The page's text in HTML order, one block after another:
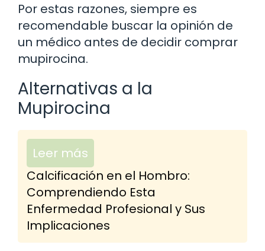
Por estas razones, siempre es
recomendable buscar la opinión de
un médico antes de decidir comprar
mupirocina.
Alternativas a la
Mupirocina
Leer más
Calcificación en el Hombro:
Comprendiendo Esta
Enfermedad Profesional y Sus
Implicaciones